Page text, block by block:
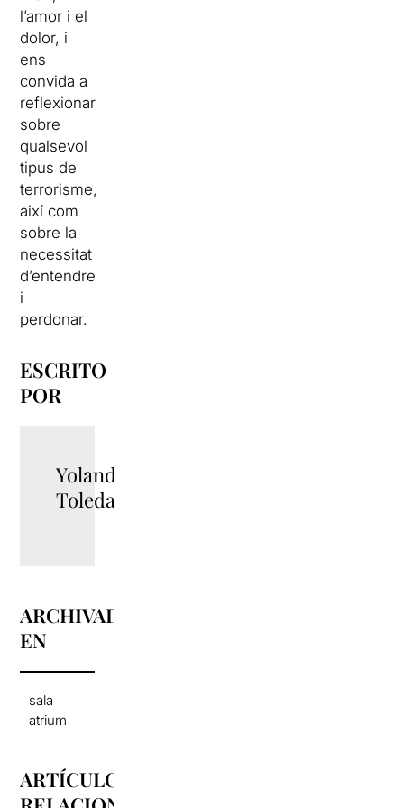
l’amor i el
dolor, i
ens
convida a
reflexionar
sobre
qualsevol
tipus de
terrorisme,
així com
sobre la
necessitat
d’entendre
i
perdonar.
ESCRITO
POR
Yolanda
Toledano
ARCHIVADO
EN
sala
atrium
ARTÍCULOS